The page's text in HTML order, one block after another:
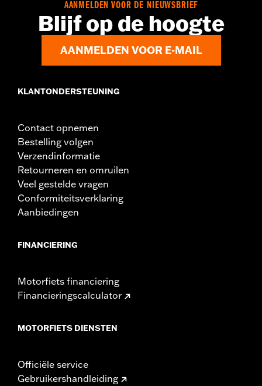
AANMELDEN VOOR DE NIEUWSBRIEF
Blijf op de hoogte
AANMELDEN VOOR E-MAIL
KLANTONDERSTEUNING
Contact opnemen
Bestelling volgen
Verzendinformatie
Retourneren en omruilen
Veel gestelde vragen
Conformiteitsverklaring
Aanbiedingen
FINANCIERING
Motorfiets financiering
Financieringscalculator
MOTORFIETS DIENSTEN
Officiële service
Gebruikershandleiding